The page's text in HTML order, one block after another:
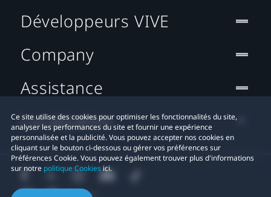
Ce site utilise des cookies pour optimiser les fonctionnalités du site,
analyser les performances du site et fournir une expérience
personnalisée et la publicité. Vous pouvez accepter nos cookies en
cliquant sur le bouton ci-dessous ou gérer vos préférences sur
Préférences Cookie. Vous pouvez également trouver plus d'informations
sur notre politique Cookiesici.
Développeurs VIVE
Company
Assistance
Localisation